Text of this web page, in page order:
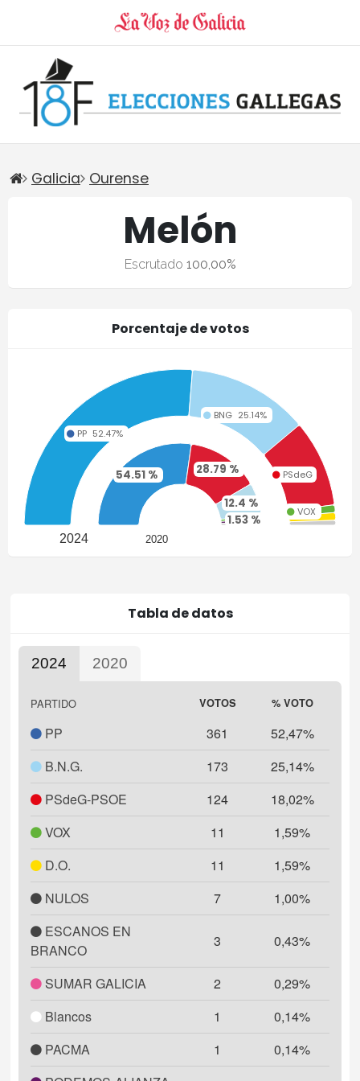
Galicia Ourense
Melón
Escrutado 100,00%
Porcentaje de votos
54.51 % 28.79 %
12.4 %
1.53 %
1.53 %
1.35 %
PP 52.47%
BNG 25.14%
PSdeG 18.02%
VOX 1.59%
D.O. 1.59%
Highcharts.com
2024 2020
Tabla de datos
2024 2020
PARTIDO VOTOS % VOTO
PP 361
52,47%
B.N.G.
173
25,14%
PSdeG-PSOE
124
18,02%
VOX
11
1,59%
D.O.
11
1,59%
NULOS
7
1,00%
ESCANOS EN
BRANCO
3 0,43%
SUMAR GALICIA 2
0,29%
Blancos
1
0,14%
PACMA
1
0,14%